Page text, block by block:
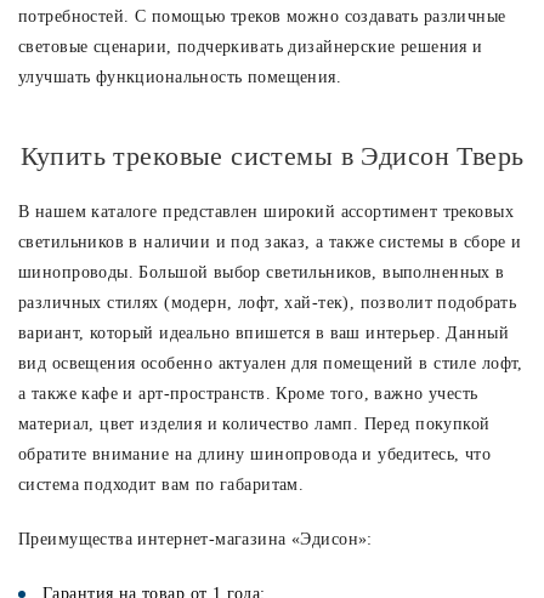
потребностей. С помощью треков можно создавать различные
световые сценарии, подчеркивать дизайнерские решения и
улучшать функциональность помещения.
Купить трековые системы в Эдисон Тверь
В нашем каталоге представлен широкий ассортимент трековых
светильников в наличии и под заказ, а также системы в сборе и
шинопроводы. Большой выбор светильников, выполненных в
различных стилях (модерн, лофт, хай-тек), позволит подобрать
вариант, который идеально впишется в ваш интерьер. Данный
вид освещения особенно актуален для помещений в стиле лофт,
а также кафе и арт-пространств. Кроме того, важно учесть
материал, цвет изделия и количество ламп. Перед покупкой
обратите внимание на длину шинопровода и убедитесь, что
система подходит вам по габаритам.
Преимущества интернет-магазина «Эдисон»:
Гарантия на товар от 1 года;